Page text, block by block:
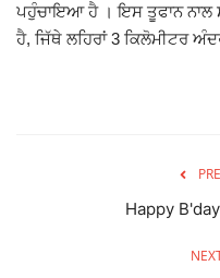
Important
ਪਹੁੰਚਾਇਆ ਹੈ । ਇਸ ਤੂਫਾਨ ਨਾਲ
ਹੈ, ਜਿੱਥੇ ਲਹਿਰਾਂ 3 ਕਿਲੋਮੀਟਰ
Happy